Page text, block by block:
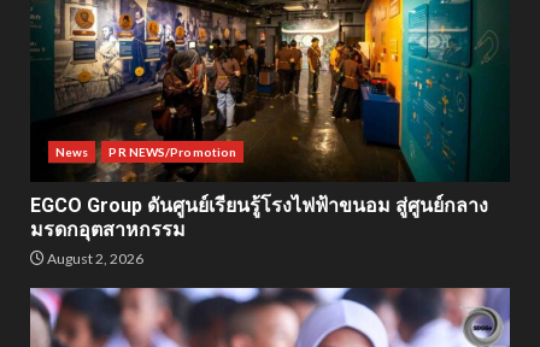
News PR NEWS/Promotion
EGCO Group ดันศูนย์เรียนรู้โรงไฟฟ้าขนอม สู่ศูนย์กลาง
มรดกอุตสาหกรรม
August 2, 2026